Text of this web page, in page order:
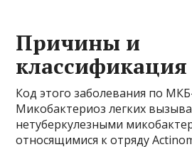
Причины и
классификация
Код этого заболевания по
Микобактериоз легких
нетуберкулезными
относящимися к отряду